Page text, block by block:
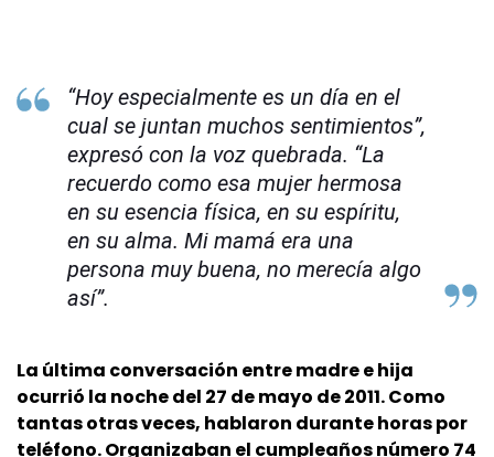
“Hoy especialmente es un día en el
cual se juntan muchos sentimientos”,
expresó con la voz quebrada. “La
recuerdo como esa mujer hermosa
en su esencia física, en su espíritu,
en su alma. Mi mamá era una
persona muy buena, no merecía algo
así”.
La última conversación entre madre e hija
ocurrió la noche del 27 de mayo de 2011. Como
tantas otras veces, hablaron durante horas por
teléfono. Organizaban el cumpleaños número 74